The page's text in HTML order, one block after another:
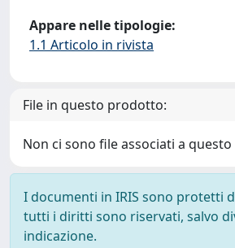
Appare nelle tipologie:
1.1 Articolo in rivista
File in questo prodotto:
Non ci sono file associati a
I documenti in IRIS sono protetti
tutti i diritti sono riservati, salvo
indicazione.